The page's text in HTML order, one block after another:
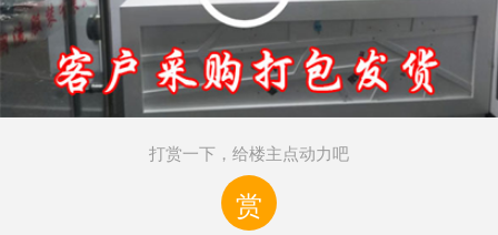
打赏一下，给楼主点动力吧
赏